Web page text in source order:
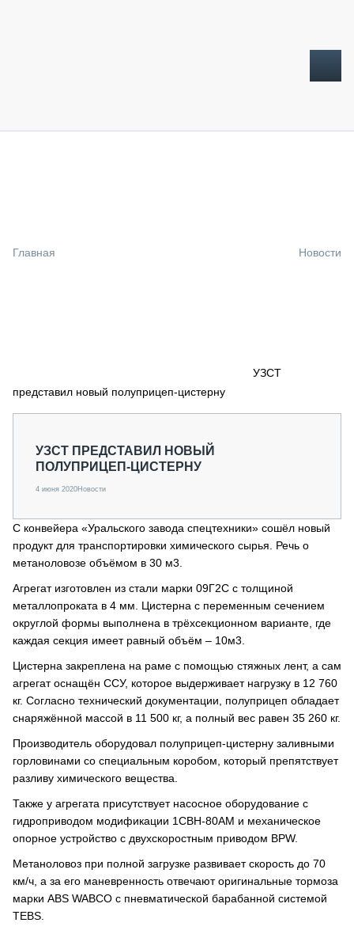
СПЕЦПРОЕКТЫ
О ПРОЕКТЕ
Главная Новости
УЗСТ
представил новый полуприцеп-цистерну
УЗСТ ПРЕДСТАВИЛ НОВЫЙ
ПОЛУПРИЦЕП-ЦИСТЕРНУ
4 июня 2020Новости
С конвейера «Уральского завода спецтехники» сошёл новый
продукт для транспортировки химического сырья. Речь о
метаноловозе объёмом в 30 м3.
Агрегат изготовлен из стали марки 09Г2С с толщиной
металлопроката в 4 мм. Цистерна с переменным сечением
округлой формы выполнена в трёхсекционном варианте, где
каждая секция имеет равный объём – 10м3.
Цистерна закреплена на раме с помощью стяжных лент, а сам
агрегат оснащён ССУ, которое выдерживает нагрузку в 12 760
кг. Согласно технический документации, полуприцеп обладает
снаряжённой массой в 11 500 кг, а полный вес равен 35 260 кг.
Производитель оборудовал полуприцеп-цистерну заливными
горловинами со специальным коробом, который препятствует
разливу химического вещества.
Также у агрегата присутствует насосное оборудование с
гидроприводом модификации 1СВН-80АМ и механическое
опорное устройство с двухскоростным приводом BPW.
Метаноловоз при полной загрузке развивает скорость до 70
км/ч, а за его маневренность отвечают оригинальные тормоза
марки ABS WABCO с пневматической барабанной системой
TEBS.